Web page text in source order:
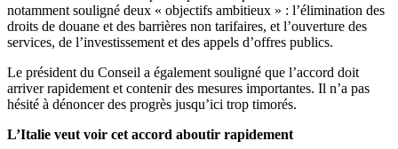
notamment souligné deux « objectifs ambitieux » : l’élimination des
droits de douane et des barrières non tarifaires, et l’ouverture des
services, de l’investissement et des appels d’offres publics.
Le président du Conseil a également souligné que l’accord doit
arriver rapidement et contenir des mesures importantes. Il n’a pas
hésité à dénoncer des progrès jusqu’ici trop timorés.
L’Italie veut voir cet accord aboutir rapidement